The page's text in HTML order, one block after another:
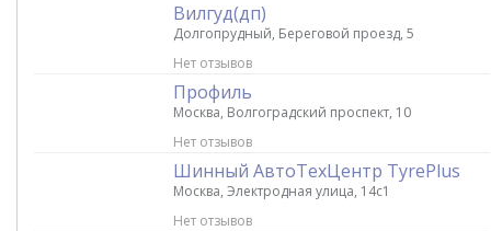
Вилгуд(дп)
Долгопрудный, Береговой проезд, 5
Нет отзывов
Профиль
Москва, Волгоградский проспект, 10
Нет отзывов
Шинный АвтоТехЦентр TyrePlus
Москва, Электродная улица, 14с1
Нет отзывов